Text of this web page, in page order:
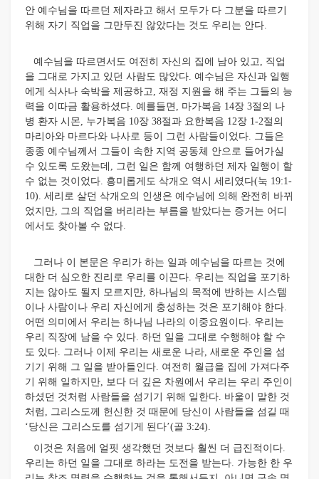
안 예수님을 따르던 제자라고 해서 모두가 다 그분을 따르기
위해 자기 직업을 그만두진 않았다는 것도 우리는 안다.
예수님을 따르면서도 여전히 자신의 집에 남아 있고, 직업
을 그대로 가지고 있던 사람도 많았다. 예수님은 자신과 일행
에게 식사나 숙박을 제공하고, 재정 지원을 해 주는 그들의 능
력을 이따금 활용하셨다. 예를들면, 마가복음 14장 3절의 나
병 환자 시몬, 누가복음 10장 38절과 요한복음 12장 1-2절의
마리아와 마르다와 나사로 등이 그런 사람들이었다. 그들은
종종 예수님께서 그들이 속한 지역 공동체 안으로 들어가실
수 있도록 도왔는데, 그런 일은 함께 여행하던 제자 일행이 할
수 없는 것이었다. 흥미롭게도 삭개오 역시 세리였다(눅 19:1-
10). 세리로 살던 삭개오의 인생은 예수님에 의해 완전히 바뀌
었지만, 그의 직업을 버리라는 부름을 받았다는 증거는 어디
에서도 찾아볼 수 없다.
그러나 이 본문은 우리가 하는 일과 예수님을 따르는 것에
대한 더 심오한 진리로 우리를 이끈다. 우리는 직업을 포기하
지는 않아도 될지 모르지만, 하나님의 목적에 반하는 시스템
이나 사람이나 우리 자신에게 충성하는 것은 포기해야 한다.
어떤 의미에서 우리는 하나님 나라의 이중요원이다. 우리는
우리 직장에 남을 수 있다. 하던 일을 그대로 수행해야 할 수
도 있다. 그러나 이제 우리는 새로운 나라, 새로운 주인을 섬
기기 위해 그 일을 받아들인다. 여전히 월급을 집에 가져다주
기 위해 일하지만, 보다 더 깊은 차원에서 우리는 우리 주인이
하셨던 것처럼 사람들을 섬기기 위해 일한다. 바울이 말한 것
처럼, 그리스도께 헌신한 것 때문에 당신이 사람들을 섬길 때
‘당신은 그리스도를 섬기게 된다’(골 3:24).
이것은 처음에 얼핏 생각했던 것보다 훨씬 더 급진적이다.
우리는 하던 일을 그대로 하라는 도전을 받는다. 가능한 한 우